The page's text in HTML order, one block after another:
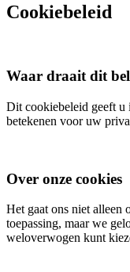
Cookiebeleid
Waar draait dit
Dit cookiebeleid geeft u
betekenen voor uw
Over onze cookies
Het gaat ons niet alleen
toepassing, maar we
weloverwogen kunt